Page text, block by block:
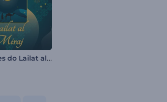
Animações do Lailat al Miraj